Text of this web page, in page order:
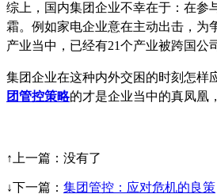
综上，国内集团企业不幸在于：在参
霜。例如家电企业意在主动出击，为
产业当中，已经有21个产业被跨国
集团企业在这种内外交困的时刻怎样
团管控策略的才是企业当中的真凤凰
来
↑上一篇：没有了
↓下一篇： 集团管控：应对危机的良策